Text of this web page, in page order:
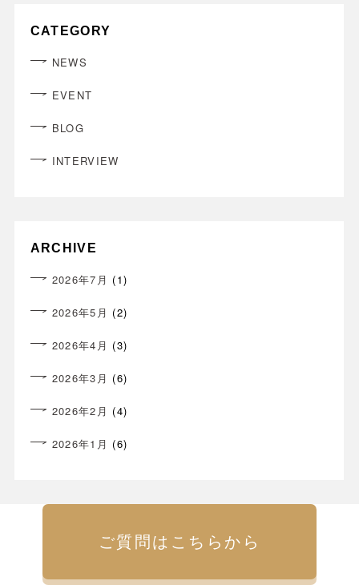
CATEGORY
NEWS
EVENT
BLOG
INTERVIEW
ARCHIVE
2026年7月 (1)
2026年5月 (2)
2026年4月 (3)
2026年3月 (6)
2026年2月 (4)
2026年1月 (6)
ご質問はこちらから